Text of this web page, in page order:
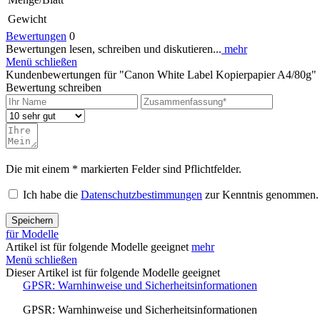
Gewicht
Bewertungen 0
Bewertungen lesen, schreiben und diskutieren... mehr
Menü schließen
Kundenbewertungen für "Canon White Label Kopierpapier A4/80g"
Bewertung schreiben
Die mit einem * markierten Felder sind Pflichtfelder.
Ich habe die Datenschutzbestimmungen zur Kenntnis genommen.
Speichern
für Modelle
Artikel ist für folgende Modelle geeignet mehr
Menü schließen
Dieser Artikel ist für folgende Modelle geeignet
GPSR: Warnhinweise und Sicherheitsinformationen
GPSR: Warnhinweise und Sicherheitsinformationen